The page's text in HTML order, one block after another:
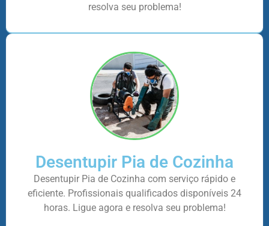
resolva seu problema!
Desentupir Pia de Cozinha
Desentupir Pia de Cozinha com serviço rápido e
eficiente. Profissionais qualificados disponíveis 24
horas. Ligue agora e resolva seu problema!